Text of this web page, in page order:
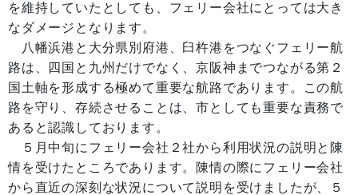
を維持していたとしても、フェリー会社にとっては大き
なダメージとなります。
八幡浜港と大分県別府港、臼杵港をつなぐフェリー航
路は、四国と九州だけでなく、京阪神までつながる第２
国土軸を形成する極めて重要な航路であります。この航
路を守り、存続させることは、市としても重要な責務で
あると認識しております。
５月中旬にフェリー会社２社から利用状況の説明と陳
情を受けたところであります。陳情の際にフェリー会社
から直近の深刻な状況について説明を受けましたが、５